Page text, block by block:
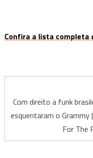
Confira a lista completa
Com direito a funk
esquentaram o
For The